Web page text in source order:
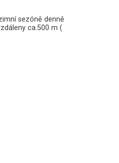
sezóně denně
ca.500 m (